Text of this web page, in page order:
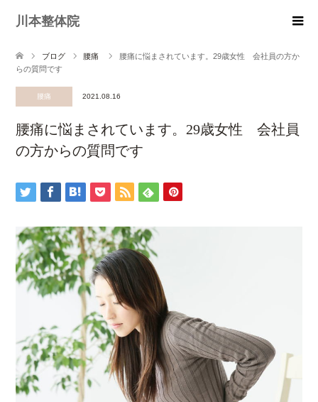
川本整体院
ブログ 腰痛
腰痛に悩まされています。29歳女性 会社員の方か
らの質問です
腰痛 2021.08.16
腰痛に悩まされています。29歳女性 会社員
の方からの質問です